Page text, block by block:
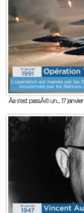
Ãa s'est passÃ© un... 17 janvier